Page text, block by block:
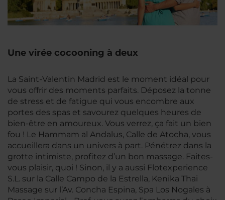
Une virée cocooning à deux
La Saint-Valentin Madrid est le moment idéal pour
vous offrir des moments parfaits. Déposez la tonne
de stress et de fatigue qui vous encombre aux
portes des spas et savourez quelques heures de
bien-être en amoureux. Vous verrez, ça fait un bien
fou ! Le Hammam al Andalus, Calle de Atocha, vous
accueillera dans un univers à part. Pénétrez dans la
grotte intimiste, profitez d’un bon massage. Faites-
vous plaisir, quoi ! Sinon, il y a aussi Flotexperience
S.L. sur la Calle Campo de la Estrella, Kenika Thai
Massage sur l’Av. Concha Espina, Spa Los Nogales à